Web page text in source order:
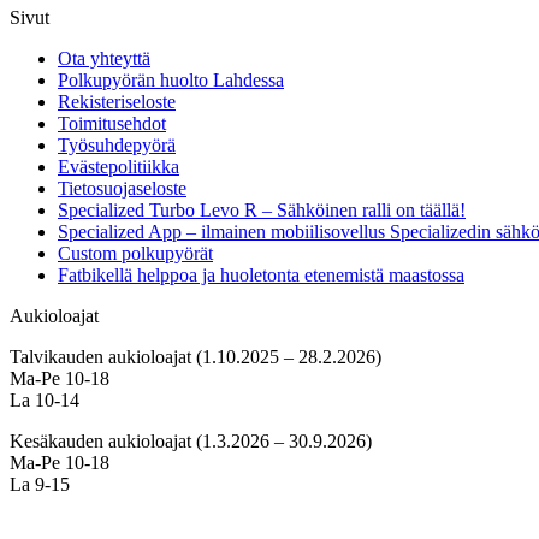
Sivut
Ota yhteyttä
Polkupyörän huolto Lahdessa
Rekisteriseloste
Toimitusehdot
Työsuhdepyörä
Evästepolitiikka
Tietosuojaseloste
Specialized Turbo Levo R – Sähköinen ralli on täällä!
Specialized App – ilmainen mobiilisovellus Specializedin
Custom polkupyörät
Fatbikellä helppoa ja huoletonta etenemistä maastossa
Aukioloajat
Talvikauden aukioloajat (1.10.2025 – 28.2.2026)
Ma-Pe 10-18
La 10-14
Kesäkauden aukioloajat (1.3.2026 – 30.9.2026)
Ma-Pe 10-18
La 9-15